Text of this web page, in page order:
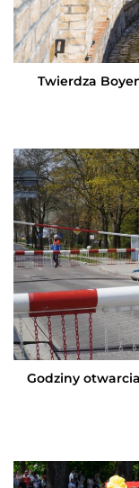
Twierdza
Godziny